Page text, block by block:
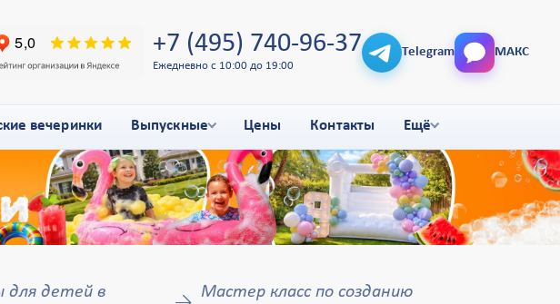
+7 (495) 740-96-37
Ежедневно с 10:00 до 19:00
Telegram МАКС
вечеринки Выпускные Цены Контакты Ещё
для детей в
Мастер класс по созданию